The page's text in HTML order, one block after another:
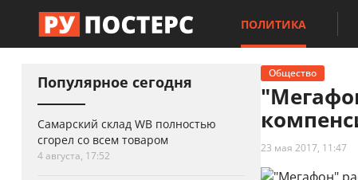
ПОЛИТИКА
Популярное сегодня
Самарский склад WB полностью
сгорел со всем товаром
4 августа, 17:52
Общество
23 мая 2017, 11:47